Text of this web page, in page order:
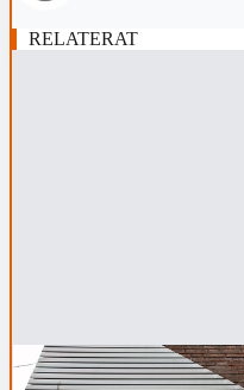
RELATERAT